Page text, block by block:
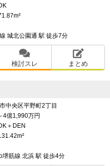
城北公園通 駅 徒歩7分
検討スレ まとめ
中央区平野町2丁目
4億1,990万円
＋DEN
堺筋線 北浜 駅 徒歩4分